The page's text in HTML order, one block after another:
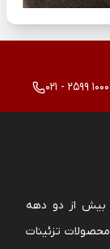
021 - 2599 1000
بیش از دو دهه
تزئینات